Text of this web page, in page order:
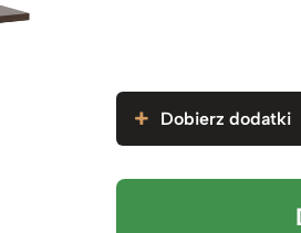
Dobierz dodatki